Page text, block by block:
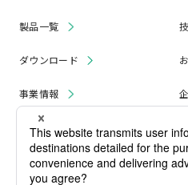
製品一覧
ダウンロード
事業情報
お知らせ
採用情報